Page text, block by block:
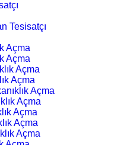
Tesisatçı
Açma
Açma
Açma
Açma
Açma
Açma
Açma
Açma
Açma